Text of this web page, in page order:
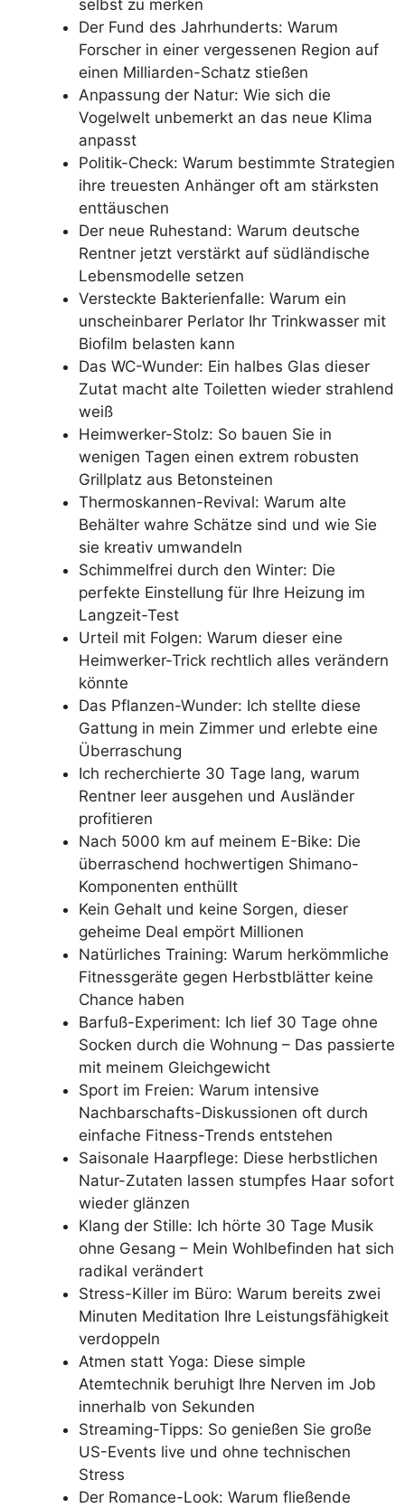
selbst zu merken
Der Fund des Jahrhunderts: Warum
Forscher in einer vergessenen Region auf
einen Milliarden-Schatz stießen
Anpassung der Natur: Wie sich die
Vogelwelt unbemerkt an das neue Klima
anpasst
Politik-Check: Warum bestimmte Strategien
ihre treuesten Anhänger oft am stärksten
enttäuschen
Der neue Ruhestand: Warum deutsche
Rentner jetzt verstärkt auf südländische
Lebensmodelle setzen
Versteckte Bakterienfalle: Warum ein
unscheinbarer Perlator Ihr Trinkwasser mit
Biofilm belasten kann
Das WC-Wunder: Ein halbes Glas dieser
Zutat macht alte Toiletten wieder strahlend
weiß
Heimwerker-Stolz: So bauen Sie in
wenigen Tagen einen extrem robusten
Grillplatz aus Betonsteinen
Thermoskannen-Revival: Warum alte
Behälter wahre Schätze sind und wie Sie
sie kreativ umwandeln
Schimmelfrei durch den Winter: Die
perfekte Einstellung für Ihre Heizung im
Langzeit-Test
Urteil mit Folgen: Warum dieser eine
Heimwerker-Trick rechtlich alles verändern
könnte
Das Pflanzen-Wunder: Ich stellte diese
Gattung in mein Zimmer und erlebte eine
Überraschung
Ich recherchierte 30 Tage lang, warum
Rentner leer ausgehen und Ausländer
profitieren
Nach 5000 km auf meinem E-Bike: Die
überraschend hochwertigen Shimano-
Komponenten enthüllt
Kein Gehalt und keine Sorgen, dieser
geheime Deal empört Millionen
Natürliches Training: Warum herkömmliche
Fitnessgeräte gegen Herbstblätter keine
Chance haben
Barfuß-Experiment: Ich lief 30 Tage ohne
Socken durch die Wohnung – Das passierte
mit meinem Gleichgewicht
Sport im Freien: Warum intensive
Nachbarschafts-Diskussionen oft durch
einfache Fitness-Trends entstehen
Saisonale Haarpflege: Diese herbstlichen
Natur-Zutaten lassen stumpfes Haar sofort
wieder glänzen
Klang der Stille: Ich hörte 30 Tage Musik
ohne Gesang – Mein Wohlbefinden hat sich
radikal verändert
Stress-Killer im Büro: Warum bereits zwei
Minuten Meditation Ihre Leistungsfähigkeit
verdoppeln
Atmen statt Yoga: Diese simple
Atemtechnik beruhigt Ihre Nerven im Job
innerhalb von Sekunden
Streaming-Tipps: So genießen Sie große
US-Events live und ohne technischen
Stress
Der Romance-Look: Warum fließende